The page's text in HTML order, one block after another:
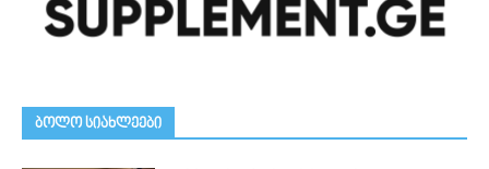
ᲑᲝᲚᲝ ᲡᲘᲐᲮᲚᲔᲔᲑᲘ